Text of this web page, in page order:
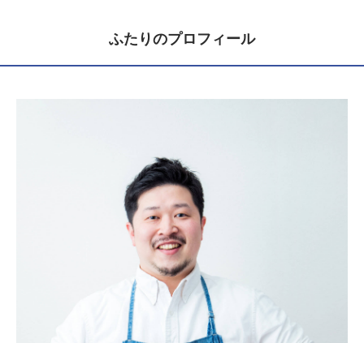
ふたりのプロフィール